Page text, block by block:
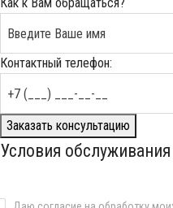
Контактный телефон:
Заказать консультацию
Условия обслуживания